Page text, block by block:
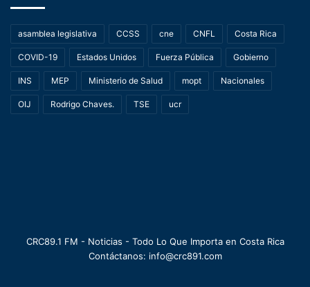
asamblea legislativa CCSS cne CNFL Costa Rica
COVID-19 Estados Unidos Fuerza Pública Gobierno
INS MEP Ministerio de Salud mopt Nacionales
OIJ Rodrigo Chaves. TSE ucr
CRC89.1 FM - Noticias - Todo Lo Que Importa en Costa Rica
Contáctanos: info@crc891.com